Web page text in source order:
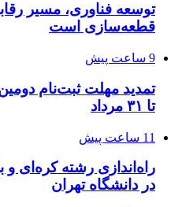
توسعه فناوری، مسیر
قطعه‌سازی است
9 ساعت پیش
تا ۳۱ مرداد
11 ساعت پیش
در دانشگاه تهران